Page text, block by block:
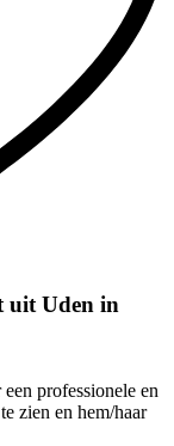
uit Uden in
professionele en
zien en hem/haar